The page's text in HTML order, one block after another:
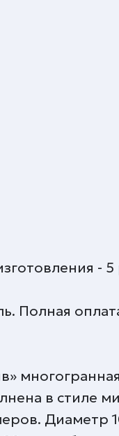
- 5
Полная
в стиле
Диаметр